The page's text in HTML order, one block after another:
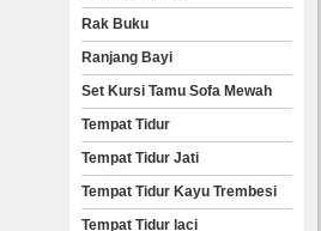
Rak Buku
Ranjang Bayi
Set Kursi Tamu Sofa Mewah
Tempat Tidur
Tempat Tidur Jati
Tempat Tidur Kayu Trembesi
Tempat Tidur laci